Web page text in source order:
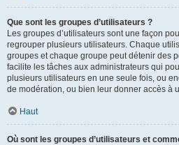
Que sont les groupes d’utilisateurs ?
Les groupes d’utilisateurs sont une façon
regrouper plusieurs utilisateurs. Chaque
groupes et chaque groupe peut détenir des
facilite les tâches aux administrateurs qui
plusieurs utilisateurs en une seule fois, ou
de modération, ou bien leur donner accès à
Haut
Où sont les groupes d’utilisateurs et